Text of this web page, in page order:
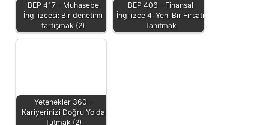
BEP 417 - Muhasebe
İngilizcesi: Bir denetimi
tartışmak (2)
BEP 406 - Finansal
İngilizce 4: Yeni Bir Fırsatı
Tanıtmak
Yetenekler 360 -
Kariyerinizi Doğru Yolda
Tutmak (2)